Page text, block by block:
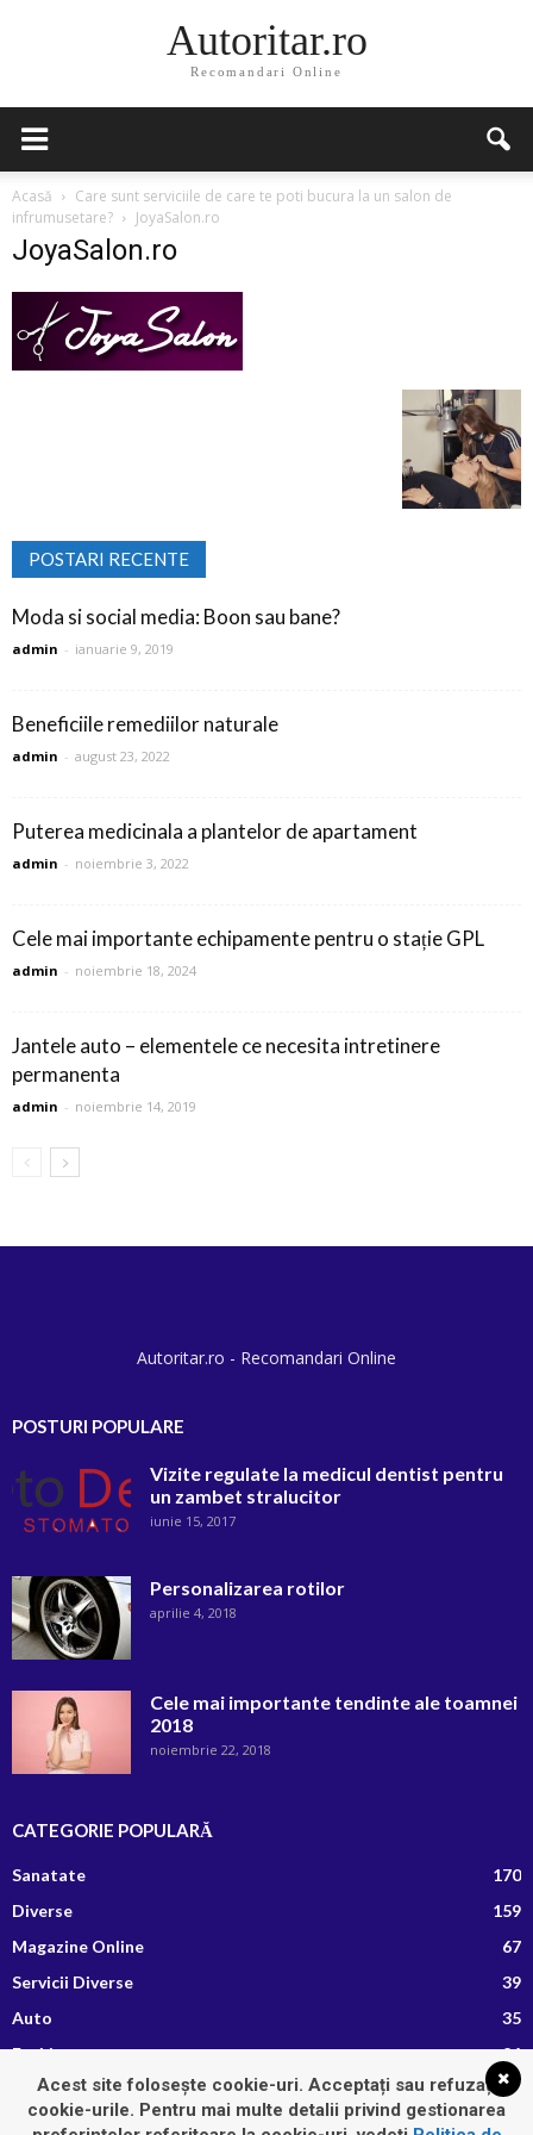
Autoritar.ro
Recomandari Online
Acasă
Care sunt serviciile de care te poti bucura la un salon de
infrumusetare?
JoyaSalon.ro
JoyaSalon.ro
POSTARI RECENTE
Moda si social media: Boon sau bane?
admin - ianuarie 9, 2019
Beneficiile remediilor naturale
admin - august 23, 2022
Puterea medicinala a plantelor de apartament
admin - noiembrie 3, 2022
Cele mai importante echipamente pentru o stație GPL
admin - noiembrie 18, 2024
Jantele auto – elementele ce necesita intretinere
permanenta
admin - noiembrie 14, 2019
Autoritar.ro - Recomandari Online
POSTURI POPULARE
Vizite regulate la medicul dentist pentru
un zambet stralucitor
iunie 15, 2017
Personalizarea rotilor
aprilie 4, 2018
Cele mai importante tendinte ale toamnei
2018
noiembrie 22, 2018
CATEGORIE POPULARĂ
Sanatate
170
Diverse
159
Magazine Online
67
Servicii Diverse
39
Auto
35
Fashion
26
Afaceri si Finante
13
Retete Culinare
Acest site folosește cookie-uri. Acceptați sau refuzați
cookie-urile. Pentru mai multe detalii privind gestionarea